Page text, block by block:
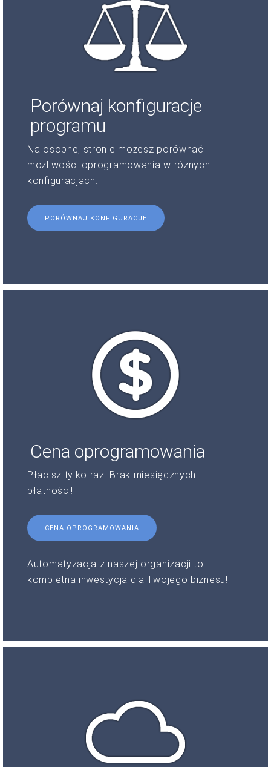
Porównaj konfiguracje
programu
Na osobnej stronie możesz porównać
możliwości oprogramowania w różnych
konfiguracjach.
PORÓWNAJ KONFIGURACJE
Cena oprogramowania
Płacisz tylko raz. Brak miesięcznych
płatności!
CENA OPROGRAMOWANIA
Automatyzacja z naszej organizacji to
kompletna inwestycja dla Twojego biznesu!